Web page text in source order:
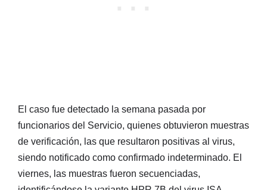
El caso fue detectado la semana pasada por
funcionarios del Servicio, quienes obtuvieron muestras
de verificación, las que resultaron positivas al virus,
siendo notificado como confirmado indeterminado. El
viernes, las muestras fueron secuenciadas,